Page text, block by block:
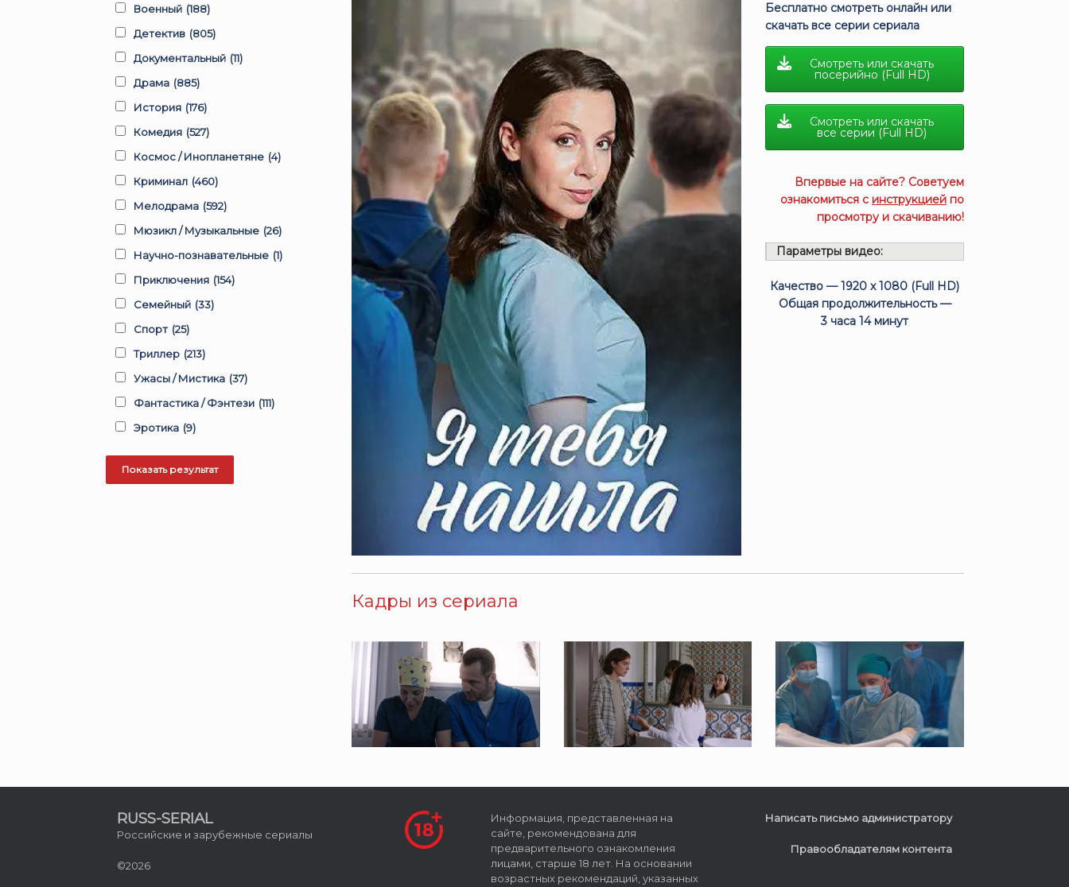
Бесплатно смотреть онлайн или
скачать все серии сериала
Смотреть или скачать
посерийно (Full HD)
Смотреть или скачать
все серии (Full HD)
Впервые на сайте? Советуем
ознакомиться с инструкцией по
просмотру и скачиванию!
Параметры видео:
Качество — 1920 x 1080 (Full HD)
Общая продолжительность —
3 часа 14 минут
Кадры из сериала
Военный (188)
Детектив (805)
Документальный (11)
Драма (885)
История (176)
Комедия (527)
Космос / Инопланетяне (4)
Криминал (460)
Мелодрама (592)
Мюзикл / Музыкальные (26)
Научно-познавательные (1)
Приключения (154)
Семейный (33)
Спорт (25)
Триллер (213)
Ужасы / Мистика (37)
Фантастика / Фэнтези (111)
Эротика (9)
RUSS-SERIAL
Российские и зарубежные сериалы
©2026
Информация, представленная на
сайте, рекомендована для
предварительного ознакомления
лицами, старше 18 лет. На основании
возрастных рекомендаций, указанных
Написать письмо администратору
Правообладателям контента